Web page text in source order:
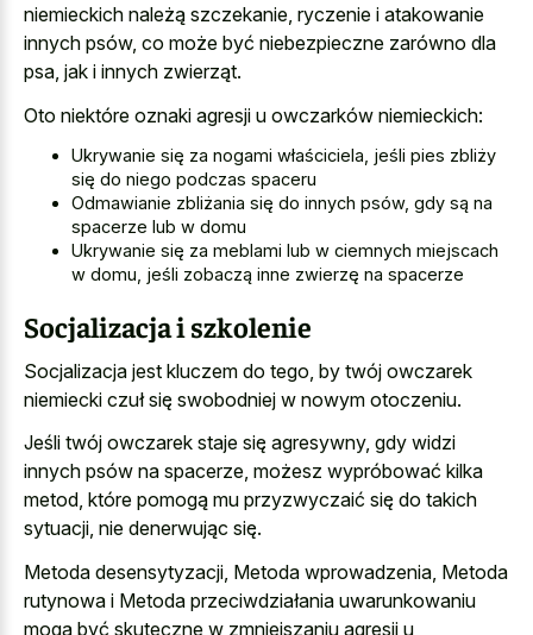
niemieckich należą szczekanie, ryczenie i atakowanie
innych psów, co może być niebezpieczne zarówno dla
psa, jak i innych zwierząt.
Oto niektóre oznaki agresji u owczarków niemieckich:
Ukrywanie się za nogami właściciela, jeśli pies zbliży
się do niego podczas spaceru
Odmawianie zbliżania się do innych psów, gdy są na
spacerze lub w domu
Ukrywanie się za meblami lub w ciemnych miejscach
w domu, jeśli zobaczą inne zwierzę na spacerze
Socjalizacja i szkolenie
Socjalizacja jest kluczem do tego, by twój owczarek
niemiecki czuł się swobodniej w nowym otoczeniu.
Jeśli twój owczarek staje się agresywny, gdy widzi
innych psów na spacerze, możesz wypróbować kilka
metod, które pomogą mu przyzwyczaić się do takich
sytuacji, nie denerwując się.
Metoda desensytyzacji, Metoda wprowadzenia, Metoda
rutynowa i Metoda przeciwdziałania uwarunkowaniu
mogą być skuteczne w zmniejszaniu agresji u